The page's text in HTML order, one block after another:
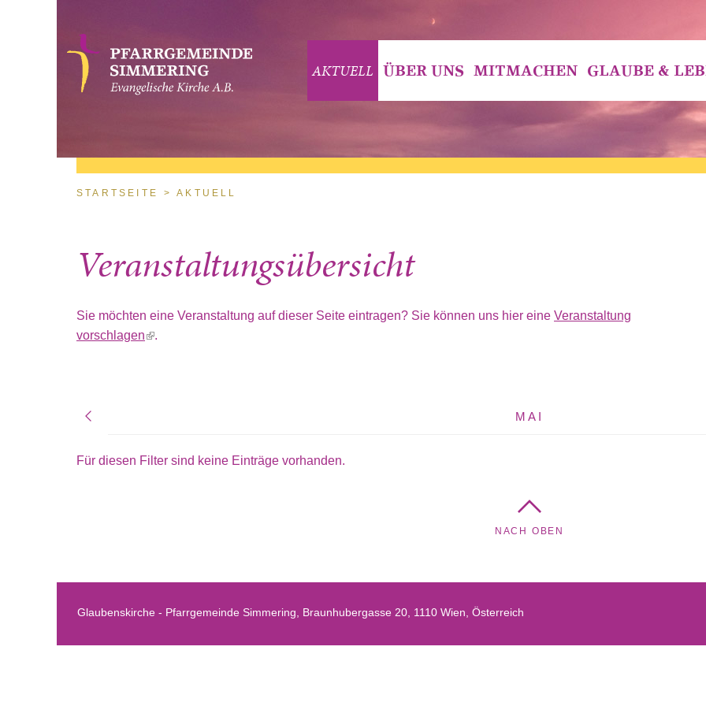
AKTUELL ÜBER UNS MITMACHEN GLAUBE &
Sie sind hier
STARTSEITE AKTUELL
Veranstaltungsübersicht
Sie möchten eine Veranstaltung auf dieser Seite eintragen? Sie können uns hier eine Veranstaltung
vorschlagen(link is external)
.
MAI
Für diesen Filter sind keine Einträge vorhanden.
NACH OBEN
Glaubenskirche - Pfarrgemeinde Simmering, Braunhubergasse 20, 1110 Wien, Österreich